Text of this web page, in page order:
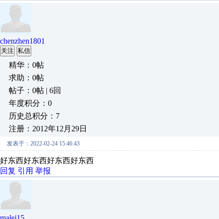
chenzhen1801
关注 私信
精华：0帖
求助：0帖
帖子：0帖 | 6回
年度积分：0
历史总积分：7
注册：2012年12月29日
发表于：2022-02-24 15:46:43
好东西好东西好东西好东西
回复 引用 举报